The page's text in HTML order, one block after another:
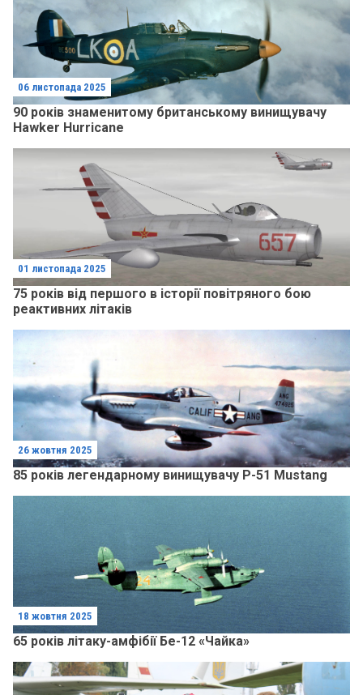
06 листопада 2025
90 років знаменитому британському винищувачу
Hawker Hurricane
01 листопада 2025
75 років від першого в історії повітряного бою
реактивних літаків
26 жовтня 2025
85 років легендарному винищувачу Р-51 Mustang
18 жовтня 2025
65 років літаку-амфібії Бе-12 «Чайка»